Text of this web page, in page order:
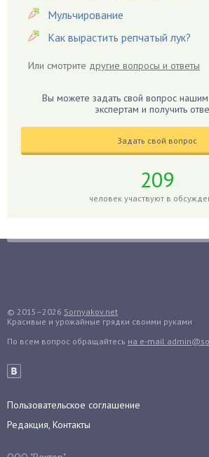
Гиацинт
Гибискус
Гладиолусы
Голубика
Груши
Дайкон
Декабрист
Денежное дерево
Диффенбахия
Мульчирование
Как вырастить репчатый лук?
Или смотрите другие вопросы и ответы
Вы можете задать свой вопрос нашим
экспертам и получить
Задать свой вопрос
209
человек участвуют в
© 2015–2026 Sornyakov.net
Красивые и урожайные грядки своими руками
По всем вопрос обращайтесь на e-mail
Пользовательское соглашение
Редакция, Контакты